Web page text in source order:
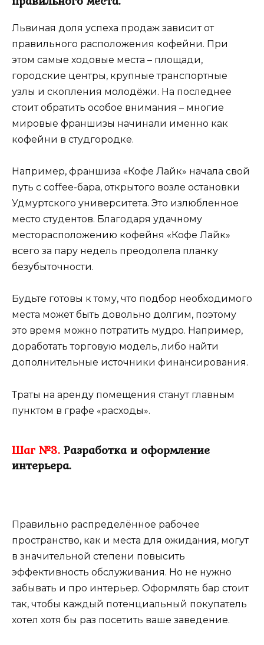
Львиная доля успеха продаж зависит от
правильного расположения кофейни. При
этом самые ходовые места – площади,
городские центры, крупные транспортные
узлы и скопления молодёжи. На последнее
стоит обратить особое внимания – многие
мировые франшизы начинали именно как
кофейни в студгородке.
Например, франшиза «Кофе Лайк» начала свой
путь с coffee-бара, открытого возле остановки
Удмуртского университета. Это излюбленное
место студентов. Благодаря удачному
месторасположению кофейня «Кофе Лайк»
всего за пару недель преодолела планку
безубыточности.
Будьте готовы к тому, что подбор необходимого
места может быть довольно долгим, поэтому
это время можно потратить мудро. Например,
доработать торговую модель, либо найти
дополнительные источники финансирования.
Траты на аренду помещения станут главным
пунктом в графе «расходы».
Шаг №3. Разработка и оформление
интерьера.
Правильно распределённое рабочее
пространство, как и места для ожидания, могут
в значительной степени повысить
эффективность обслуживания. Но не нужно
забывать и про интерьер. Оформлять бар стоит
так, чтобы каждый потенциальный покупатель
хотел хотя бы раз посетить ваше заведение.